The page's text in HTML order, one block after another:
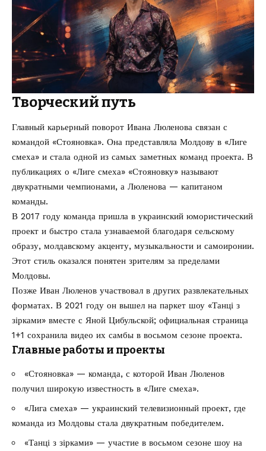
Творческий путь
Главный карьерный поворот Ивана Люленова связан с
командой «Стояновка». Она представляла Молдову в «Лиге
смеха» и стала одной из самых заметных команд проекта. В
публикациях о «Лиге смеха» «Стояновку» называют
двукратными чемпионами, а Люленова — капитаном
команды.
В 2017 году команда пришла в украинский юмористический
проект и быстро стала узнаваемой благодаря сельскому
образу, молдавскому акценту, музыкальности и самоиронии.
Этот стиль оказался понятен зрителям за пределами
Молдовы.
Позже Иван Люленов участвовал в других развлекательных
форматах. В 2021 году он вышел на паркет шоу «Танці з
зірками» вместе с Яной Цибульской; официальная страница
1+1 сохранила видео их самбы в восьмом сезоне проекта.
Главные работы и проекты
«Стояновка» — команда, с которой Иван Люленов
получил широкую известность в «Лиге смеха».
«Лига смеха» — украинский телевизионный проект, где
команда из Молдовы стала двукратным победителем.
«Танці з зірками» — участие в восьмом сезоне шоу на